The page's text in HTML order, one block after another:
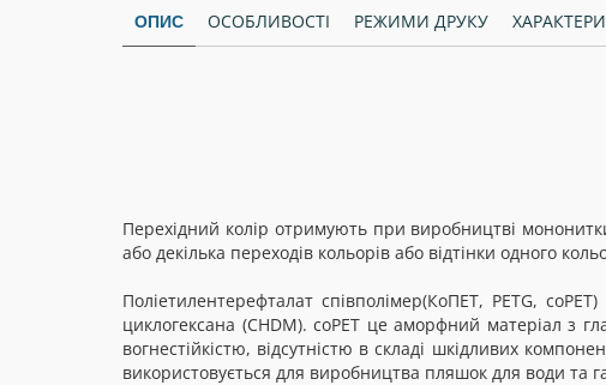
ОПИС ОСОБЛИВОСТІ РЕЖИМИ ДРУКУ
Перехідний колір отримують при виробництві
або декілька переходів кольорів або відтінки одного
Поліетилентерефталат співполімер(КоПЕТ, PETG,
циклогексана (CHDM). coPET це аморфний матеріал з
вогнестійкістю, відсутністю в складі шкідливих
використовується для виробництва пляшок для води та